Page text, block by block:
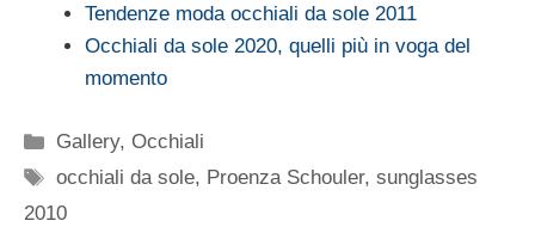
Tendenze moda occhiali da sole 2011
Occhiali da sole 2020, quelli più in voga del
momento
Categorie
Gallery,Occhiali
Tag
occhiali da sole, Proenza Schouler,sunglasses
2010